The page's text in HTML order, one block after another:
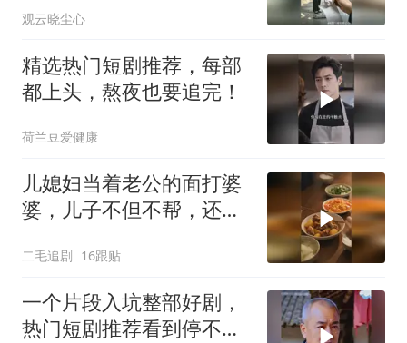
观云晓尘心
精选热门短剧推荐，每部
都上头，熬夜也要追完！
荷兰豆爱健康
儿媳妇当着老公的面打婆
婆，儿子不但不帮，还助
二毛追剧 16跟贴
一个片段入坑整部好剧，
热门短剧推荐看到停不下